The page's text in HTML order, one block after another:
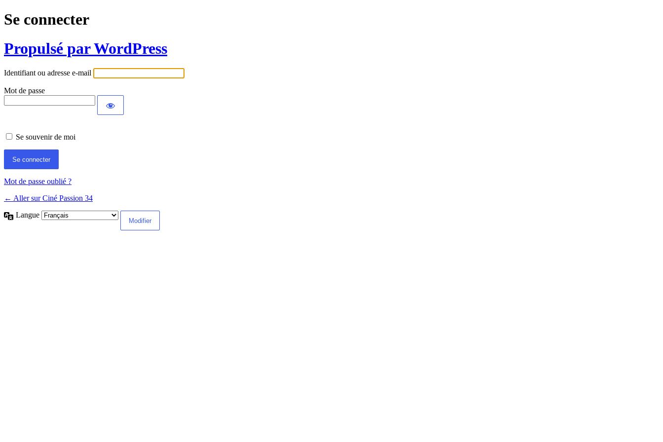
Se connecter
Propulsé par WordPress
Identifiant ou adresse e-mail
Mot de passe
Se souvenir de moi
Mot de passe oublié ?
← Aller sur Ciné Passion 34
Langue